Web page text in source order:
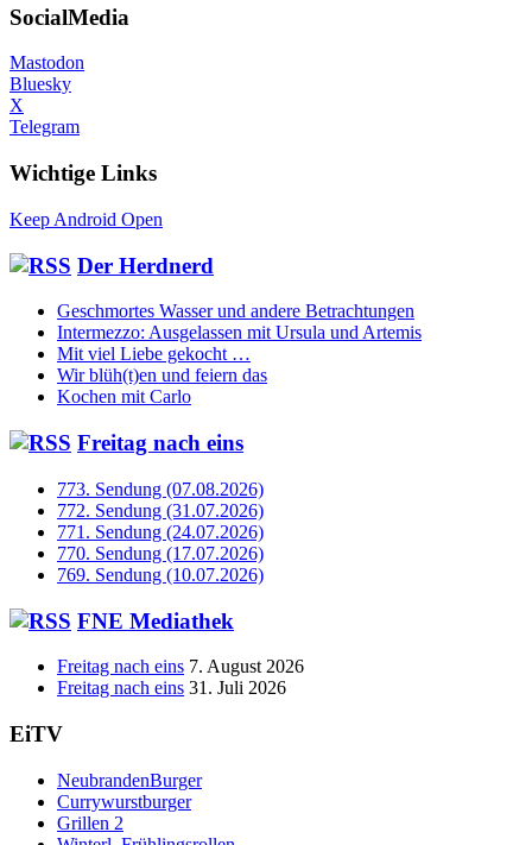
SocialMedia
Mastodon
Bluesky
X
Telegram
Wichtige Links
Keep Android Open
Der Herdnerd
Geschmortes Wasser und andere Betrachtungen
Intermezzo: Ausgelassen mit Ursula und Artemis
Mit viel Liebe gekocht …
Wir blüh(t)en und feiern das
Kochen mit Carlo
Freitag nach eins
773. Sendung (07.08.2026)
772. Sendung (31.07.2026)
771. Sendung (24.07.2026)
770. Sendung (17.07.2026)
769. Sendung (10.07.2026)
FNE Mediathek
Freitag nach eins 7. August 2026
Freitag nach eins 31. Juli 2026
EiTV
NeubrandenBurger
Currywurstburger
Grillen 2